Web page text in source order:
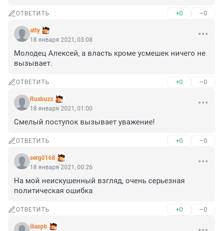
ОТВЕТИТЬ +0 –0
atty
18 января 2021, 03:08
Молодец Алексей, а власть кроме усмешек ничего не
вызывает.
ОТВЕТИТЬ +0 –0
Rusbuzz
18 января 2021, 01:00
Смелый поступок вызывает уважение!
ОТВЕТИТЬ +0 –0
serg0168
18 января 2021, 00:26
На мой неискушенный взгляд, очень серьезная
политическая ошибка
ОТВЕТИТЬ +0 –0
iliaspb